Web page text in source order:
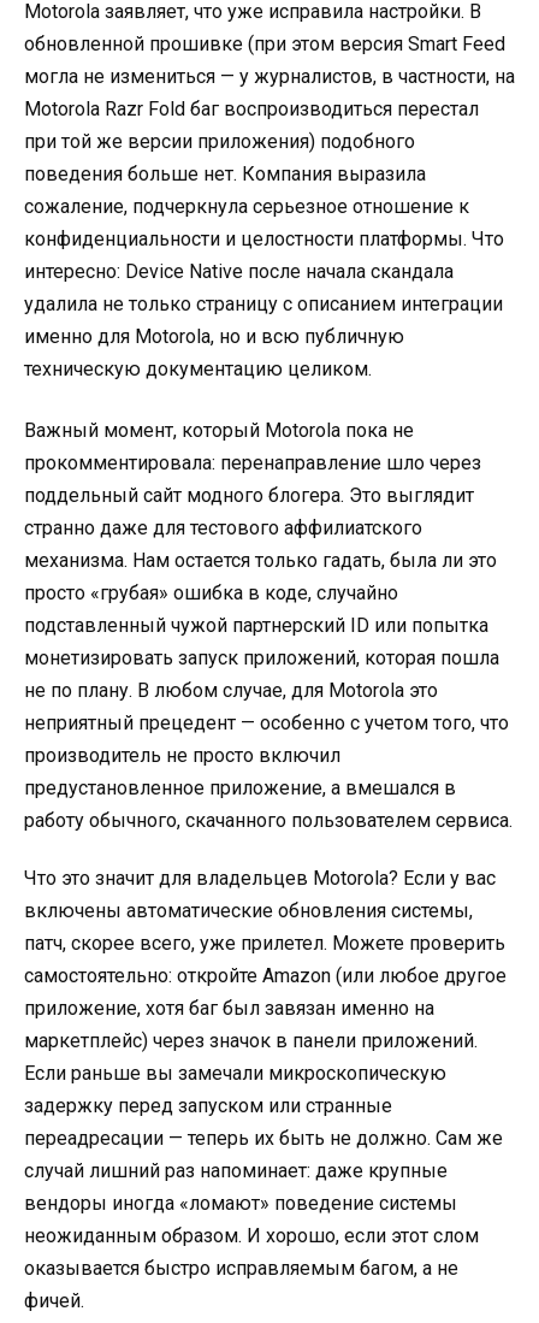
Motorola заявляет, что уже исправила настройки. В
обновленной прошивке (при этом версия Smart Feed
могла не измениться — у журналистов, в частности, на
Motorola Razr Fold баг воспроизводиться перестал
при той же версии приложения) подобного
поведения больше нет. Компания выразила
сожаление, подчеркнула серьезное отношение к
конфиденциальности и целостности платформы. Что
интересно: Device Native после начала скандала
удалила не только страницу с описанием интеграции
именно для Motorola, но и всю публичную
техническую документацию целиком.
Важный момент, который Motorola пока не
прокомментировала: перенаправление шло через
поддельный сайт модного блогера. Это выглядит
странно даже для тестового аффилиатского
механизма. Нам остается только гадать, была ли это
просто «грубая» ошибка в коде, случайно
подставленный чужой партнерский ID или попытка
монетизировать запуск приложений, которая пошла
не по плану. В любом случае, для Motorola это
неприятный прецедент — особенно с учетом того, что
производитель не просто включил
предустановленное приложение, а вмешался в
работу обычного, скачанного пользователем сервиса.
Что это значит для владельцев Motorola? Если у вас
включены автоматические обновления системы,
патч, скорее всего, уже прилетел. Можете проверить
самостоятельно: откройте Amazon (или любое другое
приложение, хотя баг был завязан именно на
маркетплейс) через значок в панели приложений.
Если раньше вы замечали микроскопическую
задержку перед запуском или странные
переадресации — теперь их быть не должно. Сам же
случай лишний раз напоминает: даже крупные
вендоры иногда «ломают» поведение системы
неожиданным образом. И хорошо, если этот слом
оказывается быстро исправляемым багом, а не
фичей.